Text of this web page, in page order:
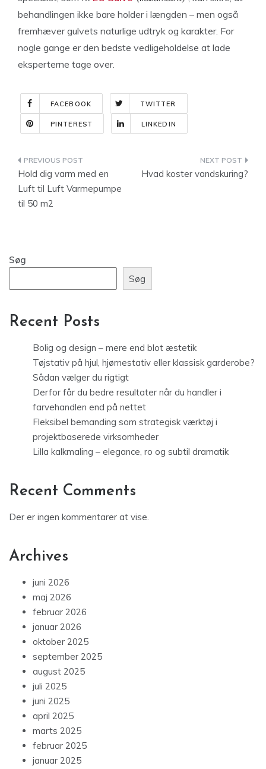
behandlingen ikke bare holder i længden – men også
fremhæver gulvets naturlige udtryk og karakter. For
nogle gange er den bedste vedligeholdelse at lade
eksperterne tage over.
FACEBOOK TWITTER
PINTEREST LINKEDIN
Indlægsnavigation
Hold dig varm med en
Luft til Luft Varmepumpe
til 50 m2
Hvad koster vandskuring?
Søg
Søg
Recent Posts
Bolig og design – mere end blot æstetik
Tøjstativ på hjul, hjørnestativ eller klassisk garderobe?
Sådan vælger du rigtigt
Derfor får du bedre resultater når du handler i
farvehandlen end på nettet
Fleksibel bemanding som strategisk værktøj i
projektbaserede virksomheder
Lilla kalkmaling – elegance, ro og subtil dramatik
Recent Comments
Der er ingen kommentarer at vise.
Archives
juni 2026
maj 2026
februar 2026
januar 2026
oktober 2025
september 2025
august 2025
juli 2025
juni 2025
april 2025
marts 2025
februar 2025
januar 2025